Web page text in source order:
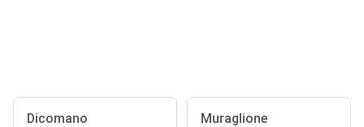
Dicomano Muraglione